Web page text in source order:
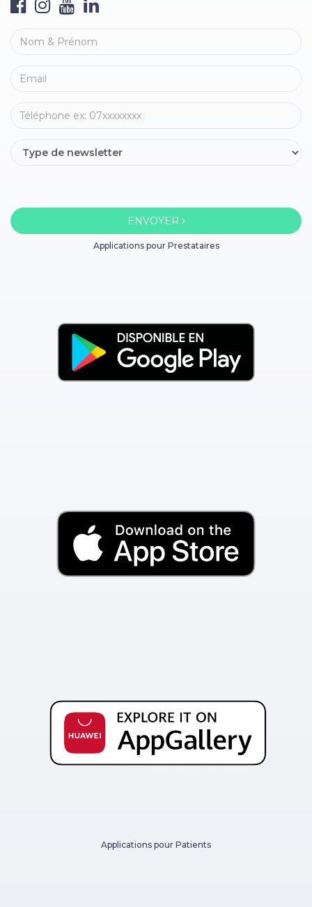
ENVOYER
Applications pour Prestataires
Applications pour Patients